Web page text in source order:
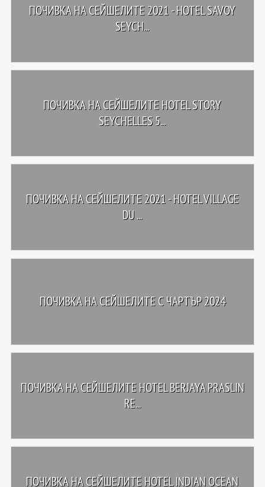
ПОЧИВКА НА СЕЙШЕЛИТЕ 2021 - HOTEL SAVOY
SEYCH...
ПОЧИВКА НА СЕЙШЕЛИТЕ HOTEL STORY
SEYCHELLES 5...
ПОЧИВКА НА СЕЙШЕЛИТЕ 2021 - HOTEL VILLAGE
DU ...
ПОЧИВКА НА СЕЙШЕЛИТЕ С ЧАРТЪР 2024
ПОЧИВКА НА СЕЙШЕЛИТЕ HOTEL BERJAYA PRASLIN
RE...
ПОЧИВКА НА СЕЙШЕЛИТЕ HOTEL INDIAN OCEAN